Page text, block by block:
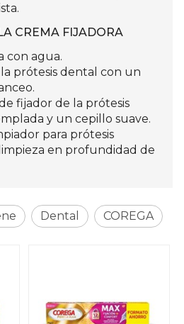
CREMA FIJADORA
con agua.
prótesis dental con un
fijador de la prótesis
y un cepillo suave.
para prótesis
en profundidad de
Dental COREGA